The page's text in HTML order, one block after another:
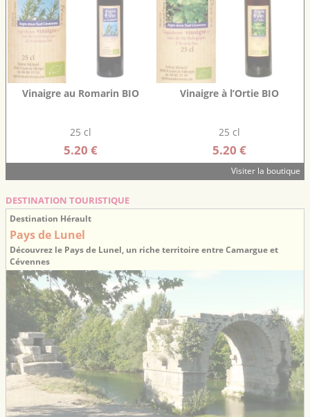
Vinaigre au Romarin BIO
25 cl
5.20 €
Vinaigre à l’Ortie BIO
25 cl
5.20 €
Visiter la boutique
DESTINATION TOURISTIQUE
Destination Hérault
Pays de Lunel
Découvrez le Pays de Lunel, un riche territoire entre Camargue et
Cévennes